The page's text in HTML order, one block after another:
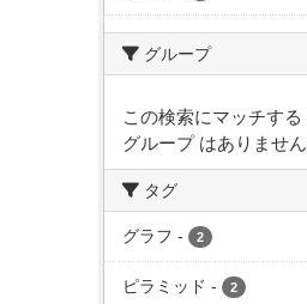
グループ
この検索にマッチする
グループ はありません
タグ
グラフ - 2
ピラミッド - 2